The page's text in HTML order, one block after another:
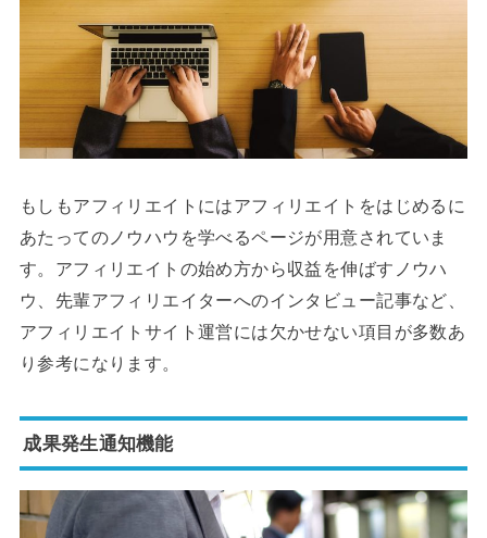
もしもアフィリエイトにはアフィリエイトをはじめるに
あたってのノウハウを学べるページが用意されていま
す。アフィリエイトの始め方から収益を伸ばすノウハ
ウ、先輩アフィリエイターへのインタビュー記事など、
アフィリエイトサイト運営には欠かせない項目が多数あ
り参考になります。
成果発生通知機能